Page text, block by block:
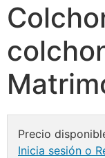
Precio
Inicia sesión o